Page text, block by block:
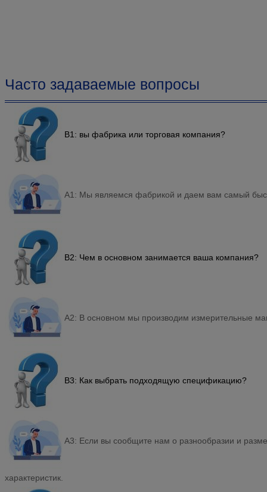
Часто задаваемые вопросы
В1: вы фабрика или торговая компания?
A1: Мы являемся фабрикой и даем вам самый
В2: Чем в основном занимается ваша компания?
A2: В основном мы производим измерительные
В3: Как выбрать подходящую спецификацию?
A3: Если вы сообщите нам о разнообразии и
характеристик.